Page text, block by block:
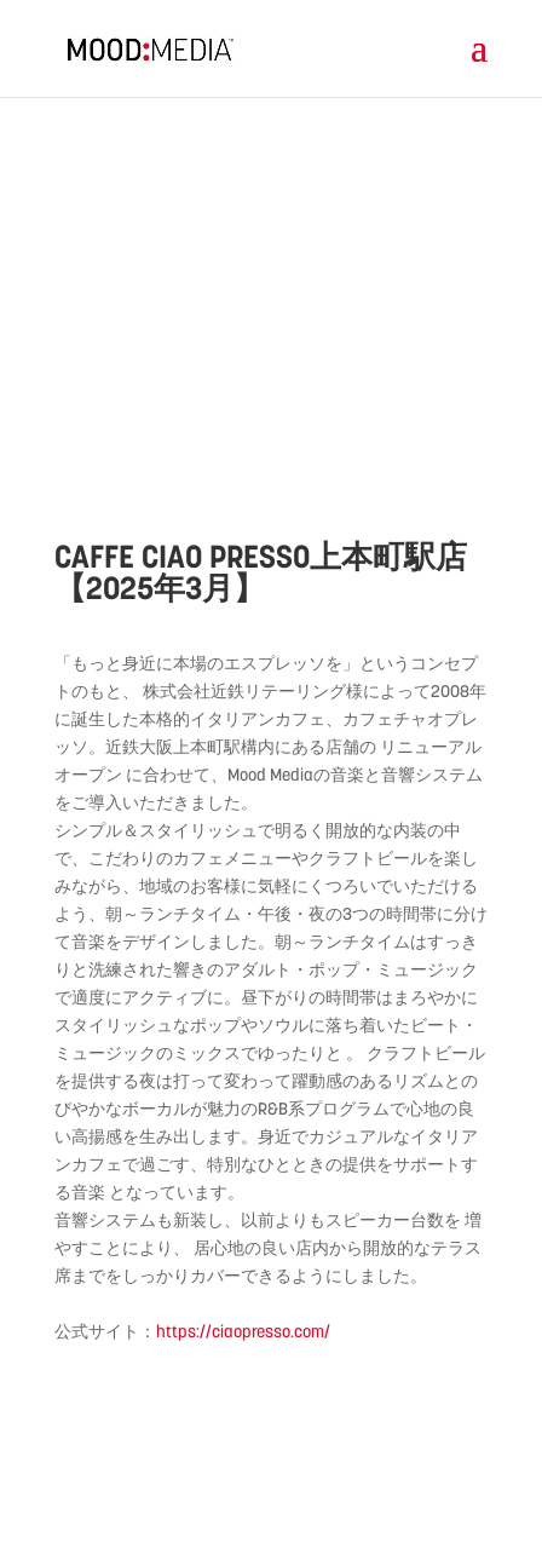
CAFFE CIAO PRESSO上本町駅店
【2025年3月】
「もっと身近に本場のエスプレッソを」というコンセプ
トのもと、 株式会社近鉄リテーリング様によって2008年
に誕生した本格的イタリアンカフェ、カフェチャオプレ
ッソ。 近鉄大阪上本町駅構内にある店舗の リニューアル
オープン に合わせて、Mood Mediaの音楽と音響システム
をご導入いただきました。
シンプル＆スタイリッシュで明るく開放的な内装の中
で、
こだわりのカフェメニューやクラフトビールを楽し
みながら、 地域のお客様に気軽にくつろいでいただける
よう、朝～ ランチタイム・午後・ 夜の3つの時間帯に分け
て音楽をデザインしました。朝～ ランチタイムはすっき
りと洗練された響きのアダルト・ポップ・ ミュージック
で適度にアクティブに。 昼下がりの時間帯はまろやかに
スタイリッシュなポップやソウルに落ち着いたビート・
ミュージックのミックスでゆったりと 。 クラフトビール
を提供する夜は打って変わって躍動感のあるリズムとの
びやかなボーカルが魅力のR&B系プログラムで心地の良
い高揚感を生み出します。 身近でカジュアルなイタリア
ンカフェで過ごす、 特別なひとときの提供をサポートす
る音楽 となっています。
音響システムも新装し、以前よりもスピーカー台数を 増
やすことにより、 居心地の良い店内から開放的なテラス
席までをしっかりカバーでき るようにしました。
公式サイト： https://ciaopresso.com/